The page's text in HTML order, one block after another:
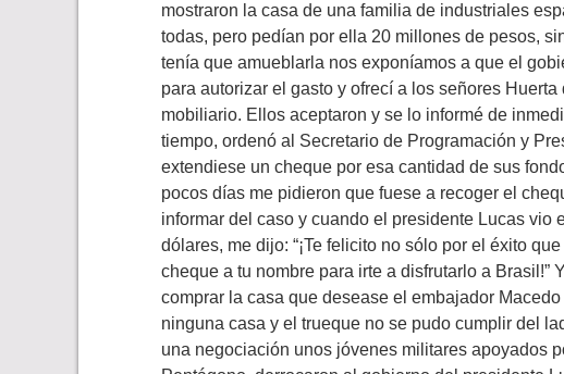
mostraron la casa de una familia de industriales
todas, pero pedían por ella 20 millones de pesos,
tenía que amueblarla nos exponíamos a que el
para autorizar el gasto y ofrecí a los señores
mobiliario. Ellos aceptaron y se lo informé de
tiempo, ordenó al Secretario de Programación y
extendiese un cheque por esa cantidad de sus
pocos días me pidieron que fuese a recoger el
informar del caso y cuando el presidente Lucas vio
dólares, me dijo: “¡Te felicito no sólo por el éxito
cheque a tu nombre para irte a disfrutarlo a Brasil!”
comprar la casa que desease el embajador
ninguna casa y el trueque no se pudo cumplir del
una negociación unos jóvenes militares apoyados